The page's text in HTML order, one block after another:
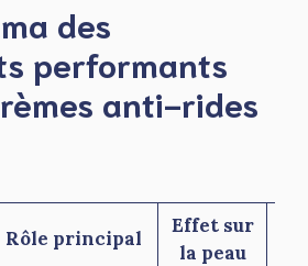
des
performants
anti-rides
Rôle principal
Effet sur
la peau